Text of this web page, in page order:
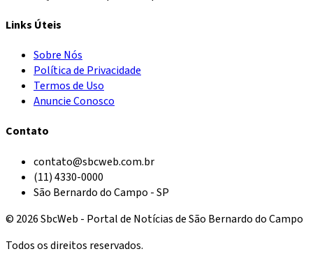
Links Úteis
Sobre Nós
Política de Privacidade
Termos de Uso
Anuncie Conosco
Contato
contato@sbcweb.com.br
(11) 4330-0000
São Bernardo do Campo - SP
© 2026 SbcWeb - Portal de Notícias de São Bernardo do Campo
Todos os direitos reservados.